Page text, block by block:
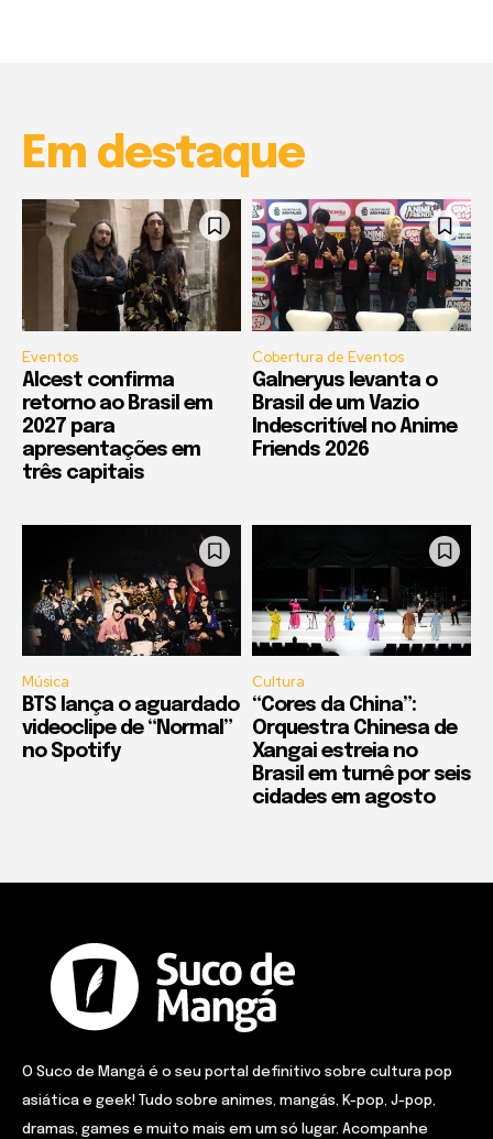
Em destaque
Eventos
Alcest confirma
retorno ao Brasil em
2027 para
apresentações em
três capitais
Cobertura de Eventos
Galneryus levanta o
Brasil de um Vazio
Indescritível no Anime
Friends 2026
Música
BTS lança o aguardado
videoclipe de “Normal”
no Spotify
Cultura
“Cores da China”:
Orquestra Chinesa de
Xangai estreia no
Brasil em turnê por seis
cidades em agosto
O Suco de Mangá é o seu portal definitivo sobre cultura pop
asiática e geek! Tudo sobre animes, mangás, K-pop, J-pop,
dramas, games e muito mais em um só lugar. Acompanhe